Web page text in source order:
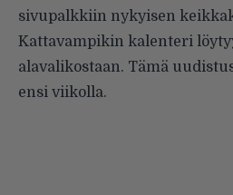
sivupalkkiin nykyisen
Kattavampikin kalenteri
alavalikostaan. Tämä
ensi viikolla.